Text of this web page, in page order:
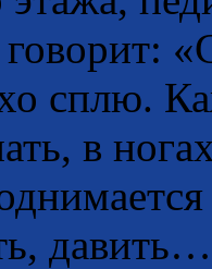
сплю.
в